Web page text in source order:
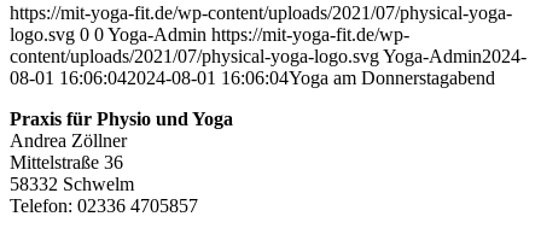
https://mit-yoga-fit.de/wp-content/uploads/2021/07/physical-yoga-
logo.svg 0 0Yoga-Admin https://mit-yoga-fit.de/wp-
content/uploads/2021/07/physical-yoga-logo.svgYoga-Admin2024-
08-01 16:06:042024-08-01 16:06:04Yoga am Donnerstagabend
Praxis für Physio und Yoga
Andrea Zöllner
Mittelstraße 36
58332 Schwelm
Telefon: 02336 4705857